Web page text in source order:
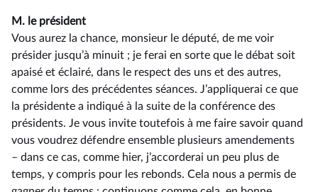
M. le président
Vous aurez la chance, monsieur le député, de me voir
présider jusqu’à minuit ; je ferai en sorte que le débat soit
apaisé et éclairé, dans le respect des uns et des autres,
comme lors des précédentes séances. J’appliquerai ce que
la présidente a indiqué à la suite de la conférence des
présidents. Je vous invite toutefois à me faire savoir quand
vous voudrez défendre ensemble plusieurs amendements
–⁠ dans ce cas, comme hier, j’accorderai un peu plus de
temps, y compris pour les rebonds. Cela nous a permis de